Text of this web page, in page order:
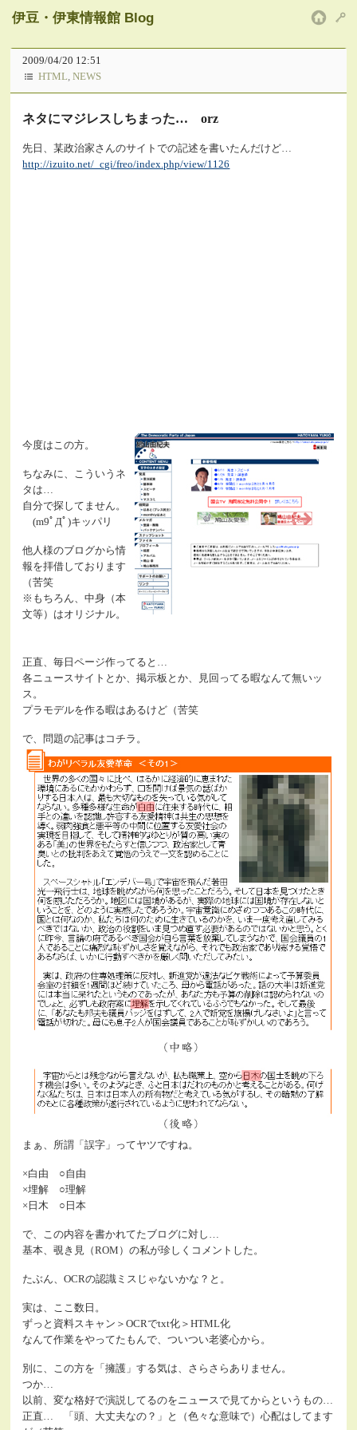
伊豆・伊東情報館 Blog
2009/04/20 12:51
HTML,NEWS
ネタにマジレスしちまった… orz
先日、某政治家さんのサイトでの記述を書いたんだけど…
http://izuito.net/_cgi/freo/index.php/view/1126
今度はこの方。
ちなみに、こういうネ
タは…
自分で探してません。
(m9ﾟДﾟ)キッパリ
他人様のブログから情
報を拝借しております
（苦笑
※もちろん、中身（本
文等）はオリジナル。
正直、毎日ページ作ってると…
各ニュースサイトとか、掲示板とか、見回ってる暇なんて無いッ
ス。
プラモデルを作る暇はあるけど（苦笑
で、問題の記事はコチラ。
まぁ、所謂「誤字」ってヤツですね。
×白由 ○自由
×埋解 ○理解
×日木 ○日本
で、この内容を書かれてたブログに対し…
基本、覗き見（ROM）の私が珍しくコメントした。
たぶん、OCRの認識ミスじゃないかな？と。
実は、ここ数日。
ずっと資料スキャン＞OCRでtxt化＞HTML化
なんて作業をやってたもんで、ついつい老婆心から。
別に、この方を「擁護」する気は、さらさらありません。
つか…
以前、変な格好で演説してるのをニュースで見てからというもの…
正直… 「頭、大丈夫なの？」と（色々な意味で）心配はしてます